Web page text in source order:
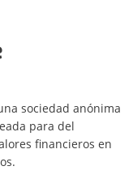
sociedad anónima
para del
financieros en